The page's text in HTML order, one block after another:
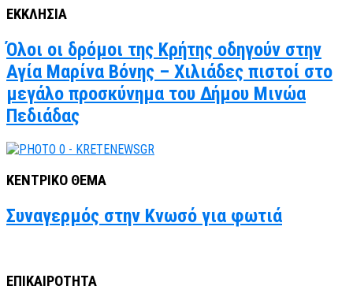
ΕΚΚΛΗΣΙΑ
Όλοι οι δρόμοι της Κρήτης οδηγούν στην
Αγία Μαρίνα Βόνης – Χιλιάδες πιστοί στο
μεγάλο προσκύνημα του Δήμου Μινώα
Πεδιάδας
ΚΕΝΤΡΙΚΟ ΘΕΜΑ
Συναγερμός στην Κνωσό για φωτιά
ΕΠΙΚΑΙΡΟΤΗΤΑ